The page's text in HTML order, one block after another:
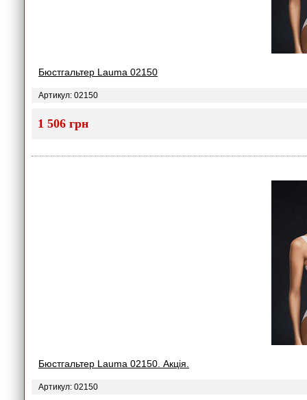
Бюстгальтер Lauma 02150
Артикул: 02150
1 506 грн
Бюстгальтер Lauma 02150. Акція.
Артикул: 02150